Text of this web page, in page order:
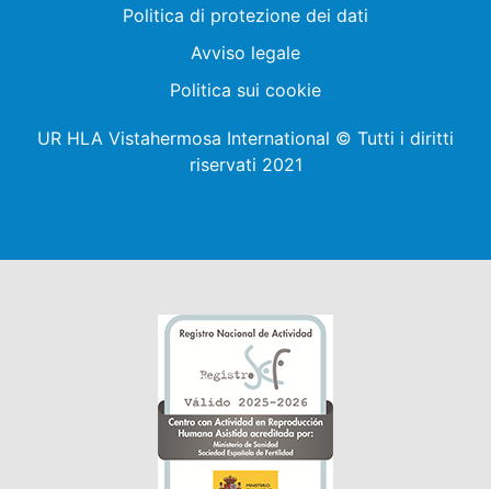
Politica di protezione dei dati
Avviso legale
Politica sui cookie
UR HLA Vistahermosa International © Tutti i diritti
riservati 2021